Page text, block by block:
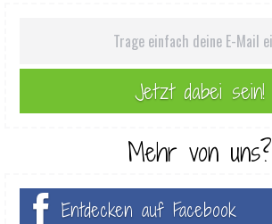
Mehr von uns?
Entdecken auf Facebook